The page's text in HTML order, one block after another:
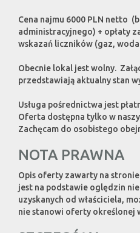
Cena najmu 6000 PLN netto
administracyjnego) + opłaty
wskazań liczników (gaz,
Obecnie lokal jest wolny.
przedstawiają aktualny stan
Usługa pośrednictwa jest
Oferta dostępna tylko w
Zachęcam do osobistego
NOTA PRAWNA
Opis oferty zawarty na
jest na podstawie oględzin
uzyskanych od właściciela,
nie stanowi oferty określonej